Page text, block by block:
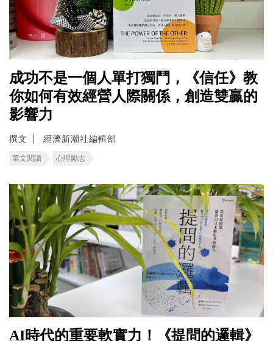
成功不是一個人單打獨鬥，《信任》教
你如何有效經營人際關係，創造雙贏的
影響力
撰文 經濟新潮社編輯部
華文閱讀 心理勵志
AI時代的重要軟實力！《提問的邏輯》